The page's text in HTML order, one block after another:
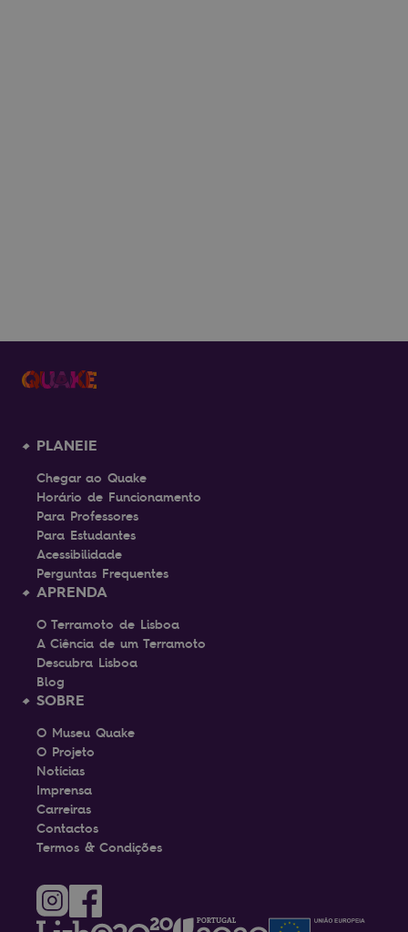
PLANEIE
Chegar ao Quake
Horário de Funcionamento
Para Professores
Para Estudantes
Acessibilidade
Perguntas Frequentes
APRENDA
O Terramoto de Lisboa
A Ciência de um Terramoto
Descubra Lisboa
Blog
SOBRE
O Museu Quake
O Projeto
Notícias
Imprensa
Carreiras
Contactos
Termos & Condições